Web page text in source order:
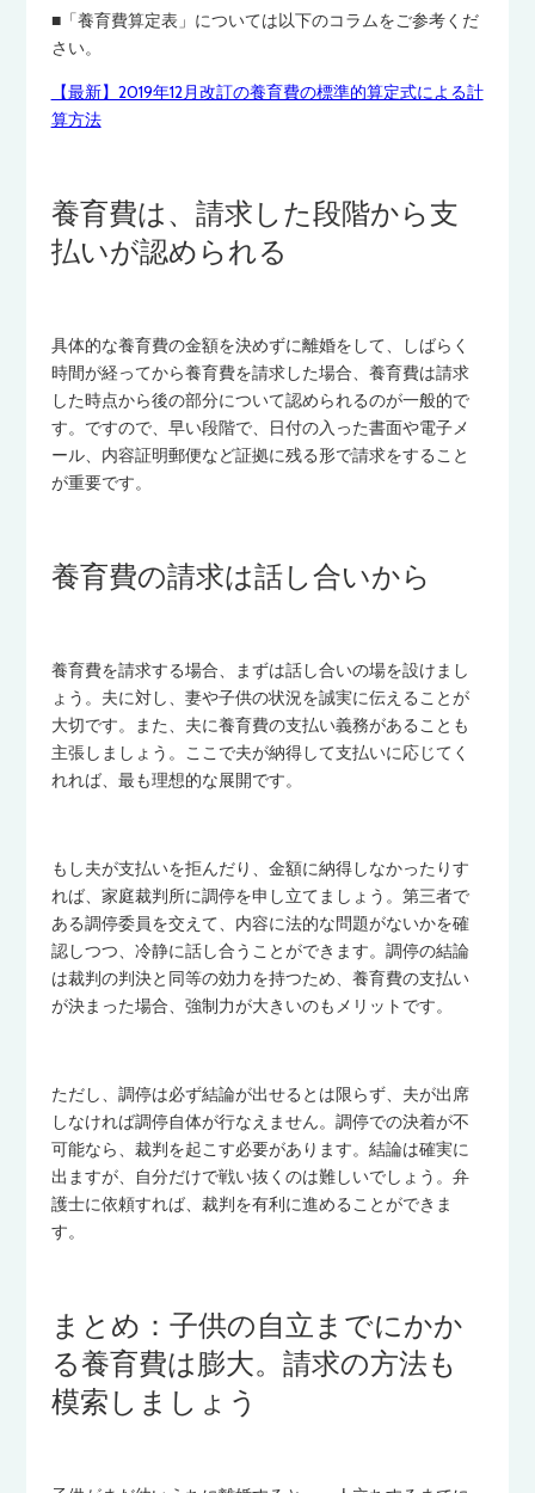
■「養育費算定表」については以下のコラムをご参考くだ
さい。
【最新】2019年12月改訂の養育費の標準的算定式による計
算方法
養育費は、請求した段階から支
払いが認められる
具体的な養育費の金額を決めずに離婚をして、しばらく
時間が経ってから養育費を請求した場合、養育費は請求
した時点から後の部分について認められるのが一般的で
す。ですので、早い段階で、日付の入った書面や電子メ
ール、内容証明郵便など証拠に残る形で請求をすること
が重要です。
養育費の請求は話し合いから
養育費を請求する場合、まずは話し合いの場を設けまし
ょう。夫に対し、妻や子供の状況を誠実に伝えることが
大切です。また、夫に養育費の支払い義務があることも
主張しましょう。ここで夫が納得して支払いに応じてく
れれば、最も理想的な展開です。
もし夫が支払いを拒んだり、金額に納得しなかったりす
れば、家庭裁判所に調停を申し立てましょう。第三者で
ある調停委員を交えて、内容に法的な問題がないかを確
認しつつ、冷静に話し合うことができます。調停の結論
は裁判の判決と同等の効力を持つため、養育費の支払い
が決まった場合、強制力が大きいのもメリットです。
ただし、調停は必ず結論が出せるとは限らず、夫が出席
しなければ調停自体が行なえません。調停での決着が不
可能なら、裁判を起こす必要があります。結論は確実に
出ますが、自分だけで戦い抜くのは難しいでしょう。弁
護士に依頼すれば、裁判を有利に進めることができま
す。
まとめ：子供の自立までにかか
る養育費は膨大。請求の方法も
模索しましょう